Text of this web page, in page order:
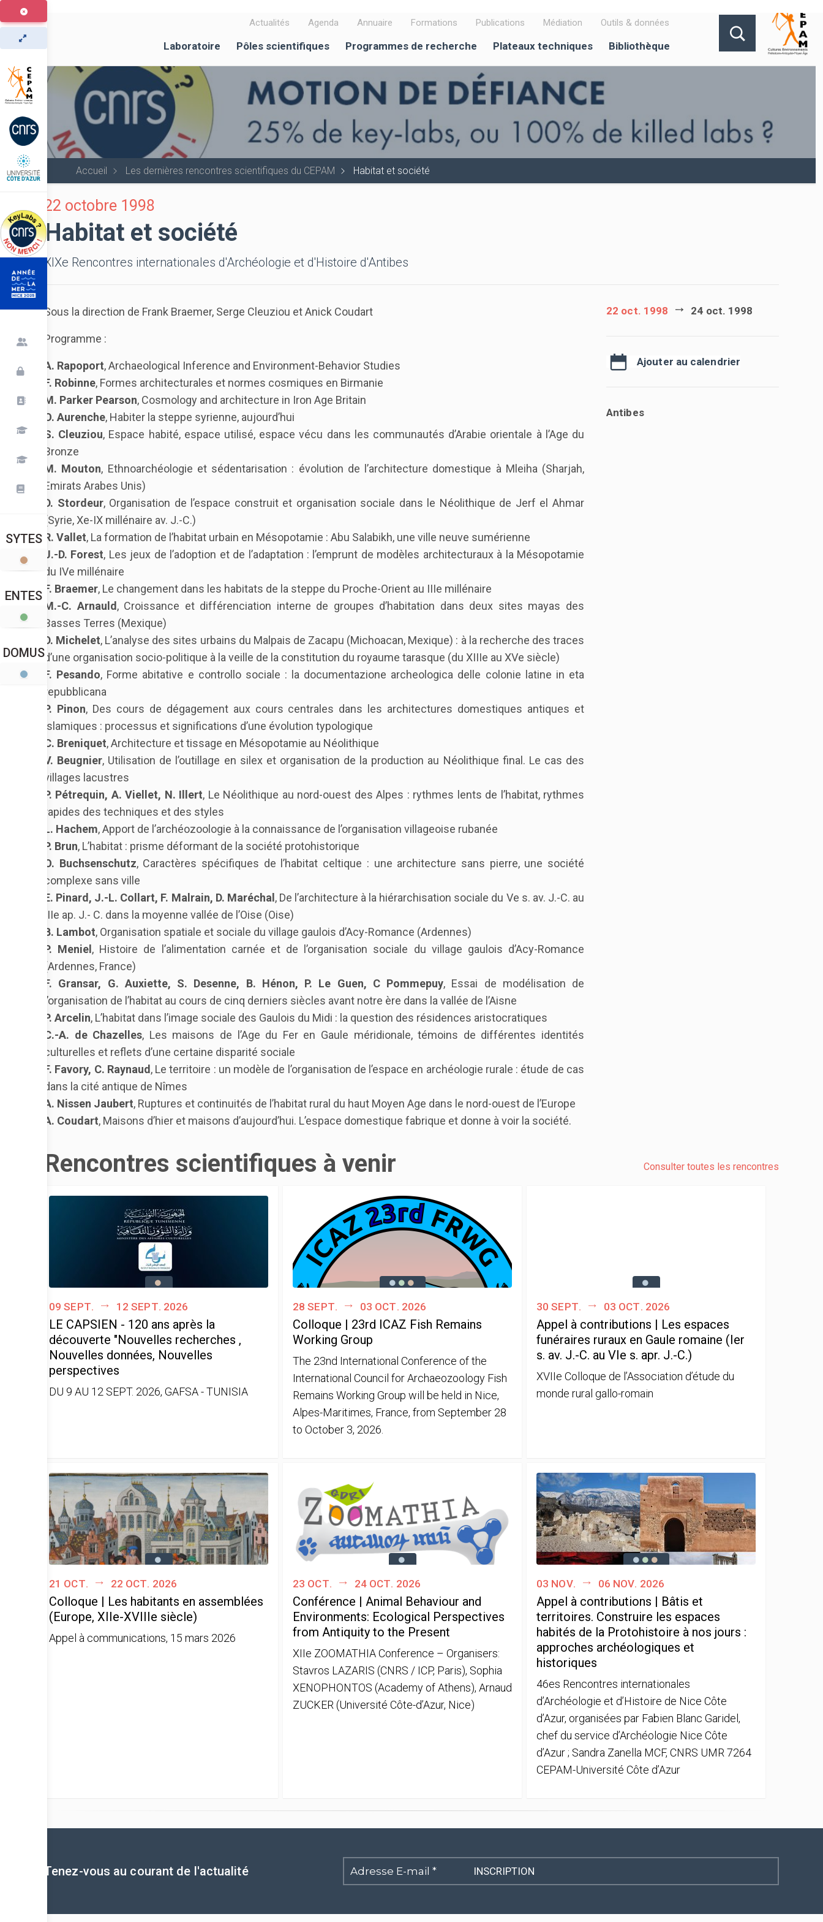
Aller
au
contenu
principal
Actualités Agenda Annuaire Formations Publications Médiation Outils & données
Laboratoire Pôles scientifiques Programmes de recherche Plateaux techniques Bibliothèque
Accueil Les dernières rencontres scientifiques du CEPAM Habitat et société
SYTES
ENTES
DOMUS
22 octobre 1998
Habitat et société
XIXe Rencontres internationales d'Archéologie et d'Histoire d'Antibes
Sous la direction de Frank Braemer, Serge Cleuziou et Anick Coudart
Programme :
A. Rapoport, Archaeological Inference and Environment-Behavior Studies
F. Robinne, Formes architecturales et normes cosmiques en Birmanie
M. Parker Pearson, Cosmology and architecture in Iron Age Britain
O. Aurenche, Habiter la steppe syrienne, aujourd’hui
S. Cleuziou, Espace habité, espace utilisé, espace vécu dans les communautés d’Arabie orientale à l’Age du
Bronze
M. Mouton, Ethnoarchéologie et sédentarisation : évolution de l’architecture domestique à Mleiha (Sharjah,
Emirats Arabes Unis)
D. Stordeur, Organisation de l’espace construit et organisation sociale dans le Néolithique de Jerf el Ahmar
(Syrie, Xe-IX millénaire av. J.-C.)
R. Vallet, La formation de l’habitat urbain en Mésopotamie : Abu Salabikh, une ville neuve sumérienne
J.-D. Forest, Les jeux de l’adoption et de l’adaptation : l’emprunt de modèles architecturaux à la Mésopotamie
du IVe millénaire
F. Braemer, Le changement dans les habitats de la steppe du Proche-Orient au IIIe millénaire
M.-C. Arnauld , Croissance et différenciation interne de groupes d’habitation dans deux sites mayas des
Basses Terres (Mexique)
D. Michelet, L’analyse des sites urbains du Malpais de Zacapu (Michoacan, Mexique) : à la recherche des traces
d’une organisation socio-politique à la veille de la constitution du royaume tarasque (du XIIIe au XVe siècle)
F. Pesando, Forme abitative e controllo sociale : la documentazione archeologica delle colonie latine in eta
repubblicana
P. Pinon, Des cours de dégagement aux cours centrales dans les architectures domestiques antiques et
islamiques : processus et significations d’une évolution typologique
C. Breniquet, Architecture et tissage en Mésopotamie au Néolithique
V. Beugnier, Utilisation de l’outillage en silex et organisation de la production au Néolithique final. Le cas des
villages lacustres
P. Pétrequin, A. Viellet, N. Illert, Le Néolithique au nord-ouest des Alpes : rythmes lents de l’habitat, rythmes
rapides des techniques et des styles
L. Hachem, Apport de l’archéozoologie à la connaissance de l’organisation villageoise rubanée
P. Brun, L’habitat : prisme déformant de la société protohistorique
O. Buchsenschutz, Caractères spécifiques de l’habitat celtique : une architecture sans pierre, une société
complexe sans ville
E. Pinard, J.-L. Collart, F. Malrain, D. Maréchal , De l’architecture à la hiérarchisation sociale du Ve s. av. J.-C. au
IIIe ap. J.- C. dans la moyenne vallée de l’Oise (Oise)
B. Lambot, Organisation spatiale et sociale du village gaulois d’Acy-Romance (Ardennes)
P. Meniel , Histoire de l’alimentation carnée et de l’organisation sociale du village gaulois d’Acy-Romance
(Ardennes, France)
F. Gransar, G. Auxiette, S. Desenne, B. Hénon, P. Le Guen, C Pommepuy, Essai de modélisation de
l’organisation de l’habitat au cours de cinq derniers siècles avant notre ère dans la vallée de l’Aisne
P. Arcelin, L’habitat dans l’image sociale des Gaulois du Midi : la question des résidences aristocratiques
C.-A. de Chazelles, Les maisons de l’Age du Fer en Gaule méridionale, témoins de différentes identités
culturelles et reflets d’une certaine disparité sociale
F. Favory, C. Raynaud , Le territoire : un modèle de l’organisation de l’espace en archéologie rurale : étude de cas
dans la cité antique de Nîmes
A. Nissen Jaubert, Ruptures et continuités de l’habitat rural du haut Moyen Age dans le nord-ouest de l’Europe
A. Coudart, Maisons d’hier et maisons d’aujourd’hui. L’espace domestique fabrique et donne à voir la société.
22 oct. 1998 24 oct. 1998
Ajouter au calendrier
Antibes
Rencontres scientifiques à venir Consulter toutes les rencontres
09 sept. 12 sept. 2026
LE CAPSIEN - 120 ans après la
découverte "Nouvelles recherches ,
Nouvelles données, Nouvelles
perspectives
DU 9 AU 12 SEPT. 2026, GAFSA - TUNISIA
28 sept. 03 oct. 2026
Colloque | 23rd ICAZ Fish Remains
Working Group
The 23nd International Conference of the
International Council for Archaeozoology Fish
Remains Working Group will be held in Nice,
Alpes-Maritimes, France, from September 28
to October 3, 2026.
30 sept. 03 oct. 2026
Appel à contributions | Les espaces
funéraires ruraux en Gaule romaine (Ier
s. av. J.-C. au VIe s. apr. J.-C.)
XVIIe Colloque de l’Association d’étude du
monde rural gallo-romain
21 oct. 22 oct. 2026
Colloque | Les habitants en assemblées
(Europe, XIIe-XVIIIe siècle)
Appel à communications, 15 mars 2026
23 oct. 24 oct. 2026
Conférence | Animal Behaviour and
Environments: Ecological Perspectives
from Antiquity to the Present
XIIe ZOOMATHIA Conference – Organisers:
Stavros LAZARIS (CNRS / ICP, Paris), Sophia
XENOPHONTOS (Academy of Athens), Arnaud
ZUCKER (Université Côte-d’Azur, Nice)
03 nov. 06 nov. 2026
Appel à contributions | Bâtis et
territoires. Construire les espaces
habités de la Protohistoire à nos jours :
approches archéologiques et
historiques
46es Rencontres internationales
d’Archéologie et d’Histoire de Nice Côte
d’Azur, organisées par Fabien Blanc Garidel,
chef du service d’Archéologie Nice Côte
d’Azur ; Sandra Zanella MCF, CNRS UMR 7264
CEPAM-Université Côte d’Azur
Tenez-vous au courant de l'actualité
Adresse
E-